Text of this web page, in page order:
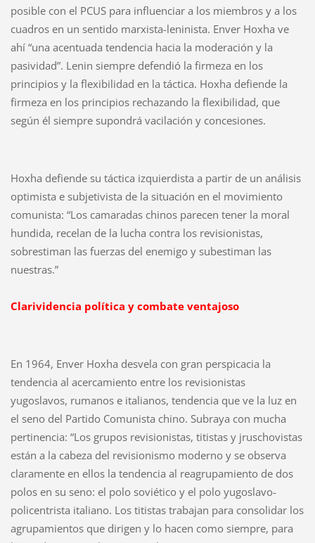
posible con el PCUS para influenciar a los miembros y a los
cuadros en un sentido marxista-leninista. Enver Hoxha ve
ahí “una acentuada tendencia hacia la moderación y la
pasividad”. Lenin siempre defendió la firmeza en los
principios y la flexibilidad en la táctica. Hoxha defiende la
firmeza en los principios rechazando la flexibilidad, que
según él siempre supondrá vacilación y concesiones.
Hoxha defiende su táctica izquierdista a partir de un análisis
optimista e subjetivista de la situación en el movimiento
comunista: “Los camaradas chinos parecen tener la moral
hundida, recelan de la lucha contra los revisionistas,
sobrestiman las fuerzas del enemigo y subestiman las
nuestras.”
Clarividencia política y combate ventajoso
En 1964, Enver Hoxha desvela con gran perspicacia la
tendencia al acercamiento entre los revisionistas
yugoslavos, rumanos e italianos, tendencia que ve la luz en
el seno del Partido Comunista chino. Subraya con mucha
pertinencia: “Los grupos revisionistas, titistas y jruschovistas
están a la cabeza del revisionismo moderno y se observa
claramente en ellos la tendencia al reagrupamiento de dos
polos en su seno: el polo soviético y el polo yugoslavo-
policentrista italiano. Los titistas trabajan para consolidar los
agrupamientos que dirigen y lo hacen como siempre, para